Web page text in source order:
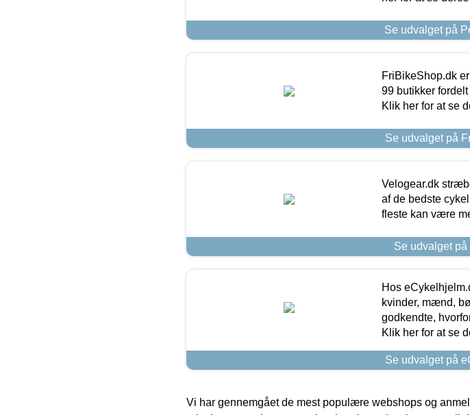
Se udvalget på
FriBikeShop.dk
99 butikker
Klik her for at se
Se udvalget på
Velogear.dk
af de bedste
fleste kan være
Se udvalget på
Hos
kvinder, mænd,
godkendte,
Klik her for at se
Se udvalget på
Vi har gennemgået de mest populære webshops og